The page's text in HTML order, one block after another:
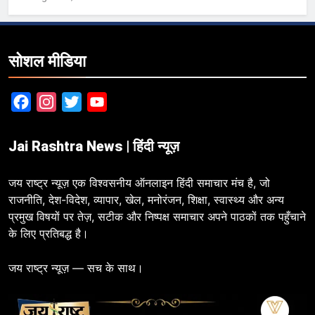
सोशल मीडिया
FacebookInstagram
Twitter
Jai Rashtra News | हिंदी न्यूज़
जय राष्ट्र न्यूज़ एक विश्वसनीय ऑनलाइन हिंदी समाचार मंच है, जो
राजनीति, देश-विदेश, व्यापार, खेल, मनोरंजन, शिक्षा, स्वास्थ्य और अन्य
प्रमुख विषयों पर तेज़, सटीक और निष्पक्ष समाचार अपने पाठकों तक पहुँचाने
के लिए प्रतिबद्ध है।
जय राष्ट्र न्यूज़ — सच के साथ।